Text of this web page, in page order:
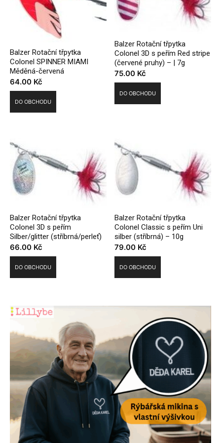
Balzer Rotační třpytka
Colonel SPINNER MIAMI
Měděná-červená
64.00 Kč
DO OBCHODU
Balzer Rotační třpytka
Colonel 3D s peřím Red stripe
(červené pruhy) – | 7g
75.00 Kč
DO OBCHODU
Balzer Rotační třpytka
Colonel 3D s peřím
Silber/glitter (stříbrná/perleť)
66.00 Kč
DO OBCHODU
Balzer Rotační třpytka
Colonel Classic s peřím Uni
silber (stříbrná) – 10g
79.00 Kč
DO OBCHODU